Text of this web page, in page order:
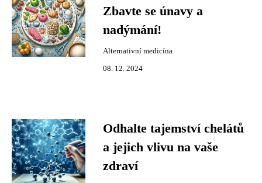
Zbavte se únavy a
nadýmání!
Alternativní medicína
08. 12. 2024
Odhalte tajemství chelátů
a jejich vlivu na vaše
zdraví